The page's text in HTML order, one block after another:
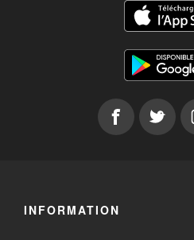
INFORMATION